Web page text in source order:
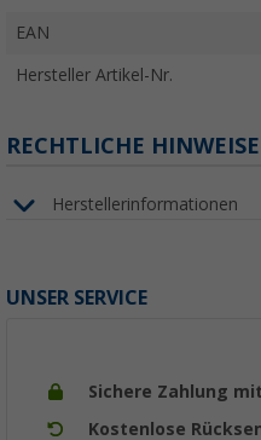
EAN
Hersteller Artikel-Nr.
RECHTLICHE HINWEISE
Herstellerinformationen
UNSER SERVICE
Sichere Zahlung
Kostenlose